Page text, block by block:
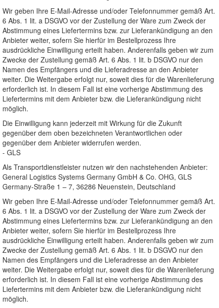
Wir geben Ihre E-Mail-Adresse und/oder Telefonnummer gemäß Art.
6 Abs. 1 lit. a DSGVO vor der Zustellung der Ware zum Zweck der
Abstimmung eines Liefertermins bzw. zur Lieferankündigung an den
Anbieter weiter, sofern Sie hierfür im Bestellprozess Ihre
ausdrückliche Einwilligung erteilt haben. Anderenfalls geben wir zum
Zwecke der Zustellung gemäß Art. 6 Abs. 1 lit. b DSGVO nur den
Namen des Empfängers und die Lieferadresse an den Anbieter
weiter. Die Weitergabe erfolgt nur, soweit dies für die Warenlieferung
erforderlich ist. In diesem Fall ist eine vorherige Abstimmung des
Liefertermins mit dem Anbieter bzw. die Lieferankündigung nicht
möglich.
Die Einwilligung kann jederzeit mit Wirkung für die Zukunft
gegenüber dem oben bezeichneten Verantwortlichen oder
gegenüber dem Anbieter widerrufen werden.
- GLS
Als Transportdienstleister nutzen wir den nachstehenden Anbieter:
General Logistics Systems Germany GmbH & Co. OHG, GLS
Germany-Straße 1 – 7, 36286 Neuenstein, Deutschland
Wir geben Ihre E-Mail-Adresse und/oder Telefonnummer gemäß Art.
6 Abs. 1 lit. a DSGVO vor der Zustellung der Ware zum Zweck der
Abstimmung eines Liefertermins bzw. zur Lieferankündigung an den
Anbieter weiter, sofern Sie hierfür im Bestellprozess Ihre
ausdrückliche Einwilligung erteilt haben. Anderenfalls geben wir zum
Zwecke der Zustellung gemäß Art. 6 Abs. 1 lit. b DSGVO nur den
Namen des Empfängers und die Lieferadresse an den Anbieter
weiter. Die Weitergabe erfolgt nur, soweit dies für die Warenlieferung
erforderlich ist. In diesem Fall ist eine vorherige Abstimmung des
Liefertermins mit dem Anbieter bzw. die Lieferankündigung nicht
möglich.